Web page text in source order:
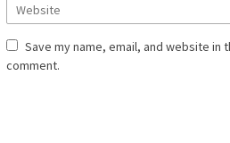
Save my name, email, and website
comment.